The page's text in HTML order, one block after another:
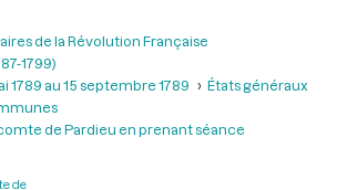
de la Révolution Française
1799)
1789 au 15 septembre 1789
États généraux
de Pardieu en prenant séance
de